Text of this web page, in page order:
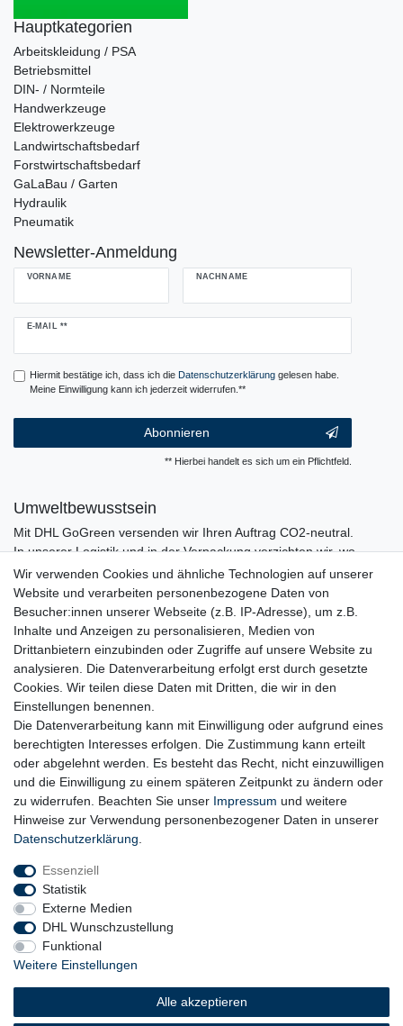
Hauptkategorien
Arbeitskleidung / PSA
Betriebsmittel
DIN- / Normteile
Handwerkzeuge
Elektrowerkzeuge
Landwirtschaftsbedarf
Forstwirtschaftsbedarf
GaLaBau / Garten
Hydraulik
Pneumatik
Newsletter-Anmeldung
VORNAME NACHNAME
E-MAIL **
Newsletter
Hiermit bestätige ich, dass ich die Daten­schutz­erklärunggelesen habe.
Meine Einwilligung kann ich jederzeit widerrufen.**
Abonnieren
** Hierbei handelt es sich um ein Pflichtfeld.
Umweltbewusstsein
Mit DHL GoGreen versenden wir Ihren Auftrag CO2-neutral.
In unserer Logistik und in der Verpackung verzichten wir, wo
immer es möglich ist, auf den Einsatz von Kunststoffen und
Plastik.
Widerrufs­recht
Wir verwenden Cookies und ähnliche Technologien auf unserer
Website und verarbeiten personenbezogene Daten von
Besucher:innen unserer Webseite (z.B. IP-Adresse), um z.B.
Inhalte und Anzeigen zu personalisieren, Medien von
Drittanbietern einzubinden oder Zugriffe auf unsere Website zu
analysieren. Die Datenverarbeitung erfolgt erst durch gesetzte
Cookies. Wir teilen diese Daten mit Dritten, die wir in den
Einstellungen benennen.
Die Datenverarbeitung kann mit Einwilligung oder aufgrund eines
berechtigten Interesses erfolgen. Die Zustimmung kann erteilt
oder abgelehnt werden. Es besteht das Recht, nicht einzuwilligen
und die Einwilligung zu einem späteren Zeitpunkt zu ändern oder
zu widerrufen. Beachten Sie unser Impressum und weitere
Hinweise zur Verwendung personenbezogener Daten in unserer
Daten­schutz­erklärung
Essenziell
Statistik
Externe Medien
DHL Wunschzustellung
Funktional
Weitere Einstellungen
Alle akzeptieren